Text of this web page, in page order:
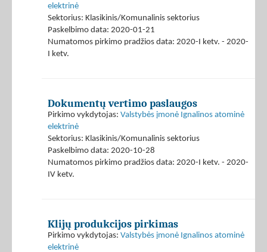
elektrinė
Sektorius: Klasikinis/Komunalinis sektorius
Paskelbimo data: 2020-01-21
Numatomos pirkimo pradžios data: 2020-I ketv. - 2020-
I ketv.
Dokumentų vertimo paslaugos
Pirkimo vykdytojas: Valstybės įmonė Ignalinos atominė
elektrinė
Sektorius: Klasikinis/Komunalinis sektorius
Paskelbimo data: 2020-10-28
Numatomos pirkimo pradžios data: 2020-I ketv. - 2020-
IV ketv.
Klijų produkcijos pirkimas
Pirkimo vykdytojas: Valstybės įmonė Ignalinos atominė
elektrinė